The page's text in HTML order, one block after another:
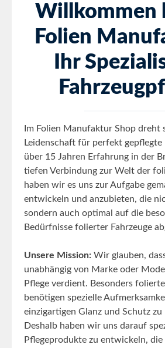
Willkommen
Folien
Ihr
Im Folien Manufaktur Shop dreht
Leidenschaft für perfekt gepflegte
über 15 Jahren Erfahrung in der
tiefen Verbindung zur Welt der
haben wir es uns zur Aufgabe
entwickeln und anzubieten, die
sondern auch optimal auf die
Bedürfnisse folierter Fahrzeuge
Unsere Mission: Wir glauben,
unabhängig von Marke oder
Pflege verdient. Besonders
benötigen spezielle
einzigartigen Glanz und Schutz zu
Deshalb haben wir uns darauf
Pflegeprodukte zu entwickeln, die